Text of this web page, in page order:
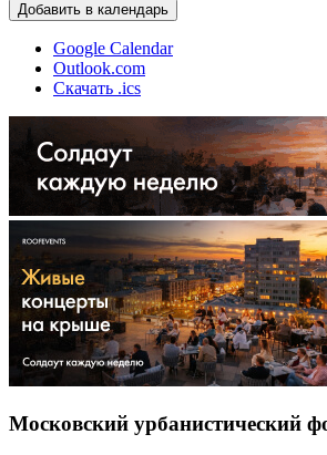
Добавить в календарь
Google Calendar
Outlook.com
Скачать .ics
Московский урбанистический